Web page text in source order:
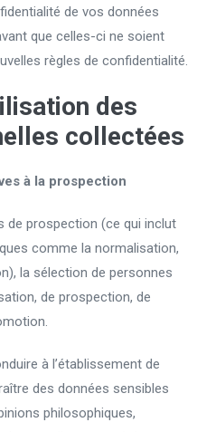
de vos données
que celles-ci ne soient
règles de confidentialité.
des
collectées
à la prospection
de prospection (ce qui inclut
comme la normalisation,
la sélection de personnes
de prospection, de
à l’établissement de
des données sensibles
philosophiques,